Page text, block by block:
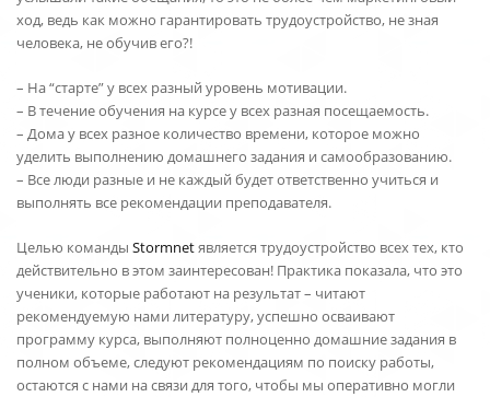
ход, ведь как можно гарантировать трудоустройство, не зная
человека, не обучив его?!
– На “старте” у всех разный уровень мотивации.
– В течение обучения на курсе у всех разная посещаемость.
– Дома у всех разное количество времени, которое можно
уделить выполнению домашнего задания и самообразованию.
– Все люди разные и не каждый будет ответственно учиться и
выполнять все рекомендации преподавателя.
Целью команды Stormnetявляется трудоустройство всех тех, кто
действительно в этом заинтересован! Практика показала, что это
ученики, которые работают на результат – читают
рекомендуемую нами литературу, успешно осваивают
программу курса, выполняют полноценно домашние задания в
полном объеме, следуют рекомендациям по поиску работы,
остаются с нами на связи для того, чтобы мы оперативно могли